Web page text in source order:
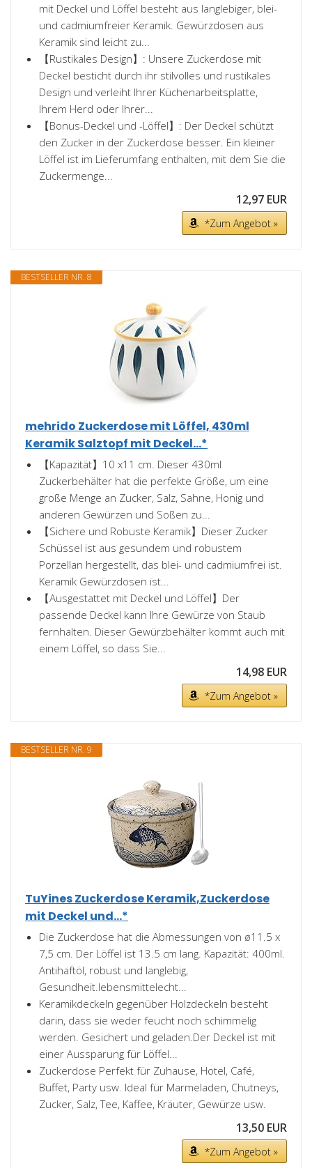
mit Deckel und Löffel besteht aus langlebiger, blei-
und cadmiumfreier Keramik. Gewürzdosen aus
Keramik sind leicht zu...
【Rustikales Design】: Unsere Zuckerdose mit
Deckel besticht durch ihr stilvolles und rustikales
Design und verleiht Ihrer Küchenarbeitsplatte,
Ihrem Herd oder Ihrer...
【Bonus-Deckel und -Löffel】: Der Deckel schützt
den Zucker in der Zuckerdose besser. Ein kleiner
Löffel ist im Lieferumfang enthalten, mit dem Sie die
Zuckermenge...
12,97 EUR
*Zum Angebot »
BESTSELLER NR. 8
mehrido Zuckerdose mit Löffel, 430ml
Keramik Salztopf mit Deckel...*
【Kapazität】10 x11 cm. Dieser 430ml
Zuckerbehälter hat die perfekte Größe, um eine
große Menge an Zucker, Salz, Sahne, Honig und
anderen Gewürzen und Soßen zu...
【Sichere und Robuste Keramik】Dieser Zucker
Schüssel ist aus gesundem und robustem
Porzellan hergestellt, das blei- und cadmiumfrei ist.
Keramik Gewürzdosen ist...
【Ausgestattet mit Deckel und Löffel】Der
passende Deckel kann Ihre Gewürze von Staub
fernhalten. Dieser Gewürzbehälter kommt auch mit
einem Löffel, so dass Sie...
14,98 EUR
*Zum Angebot »
BESTSELLER NR. 9
TuYines Zuckerdose Keramik,Zuckerdose
mit Deckel und...*
Die Zuckerdose hat die Abmessungen von ø11.5 x
7,5 cm. Der Löffel ist 13.5 cm lang. Kapazität: 400ml.
Antihaftöl, robust und langlebig,
Gesundheit.lebensmittelecht...
Keramikdeckeln gegenüber Holzdeckeln besteht
darin, dass sie weder feucht noch schimmelig
werden. Gesichert und geladen.Der Deckel ist mit
einer Aussparung für Löffel...
Zuckerdose Perfekt für Zuhause, Hotel, Café,
Buffet, Party usw. Ideal für Marmeladen, Chutneys,
Zucker, Salz, Tee, Kaffee, Kräuter, Gewürze usw.
13,50 EUR
*Zum Angebot »